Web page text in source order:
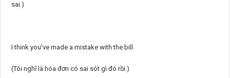
sai.)
I think you’ve made a mistake with the bill.
(Tôi nghĩ là hóa đơn có sai sót gì đó rồi.)